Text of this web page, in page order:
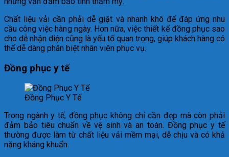
Chất liệu vải cần phải dễ giặt và nhanh khô để đáp ứng nhu
cầu công việc hàng ngày. Hơn nữa, việc thiết kế đồng phục sao
cho dễ nhận diện cũng là yếu tố quan trọng, giúp khách hàng có
thể dễ dàng phân biệt nhân viên phục vụ.
Đồng phục y tế
Đồng Phục Y Tế
Trong ngành y tế, đồng phục không chỉ cần đẹp mà còn phải
đảm bảo tiêu chuẩn về vệ sinh và an toàn. Đồng phục y tế
thường được làm từ chất liệu vải mềm mại, dễ chịu và có khả
năng kháng khuẩn.